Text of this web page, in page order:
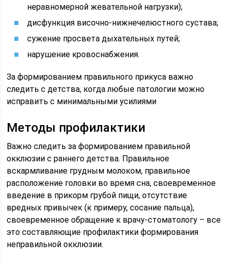
неравномерной жевательной нагрузки);
дисфункция височно-нижнечелюстного сустава;
сужение просвета дыхательных путей;
нарушение кровоснабжения.
За формированием правильного прикуса важно
следить с детства, когда любые патологии можно
исправить с минимальными усилиями
Методы профилактики
Важно следить за формированием правильной
окклюзии с раннего детства. Правильное
вскармливание грудным молоком, правильное
расположение головки во время сна, своевременное
введение в прикорм грубой пищи, отсутствие
вредных привычек (к примеру, сосание пальца),
своевременное обращение к врачу-стоматологу – все
это составляющие профилактики формирования
неправильной окклюзии.